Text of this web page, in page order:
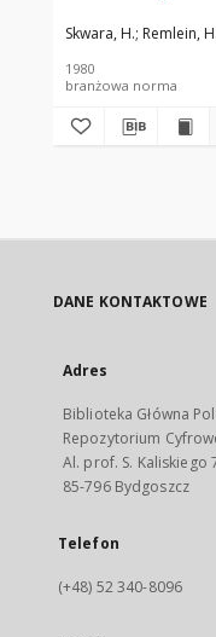
Skwara, H. Remlein, H.
1980
branżowa norma
DANE KONTAKTOWE
Adres
Biblioteka Główna
Repozytorium
Al. prof. S. Kaliskiego
85-796 Bydgoszcz
Telefon
(+48) 52 340-8096